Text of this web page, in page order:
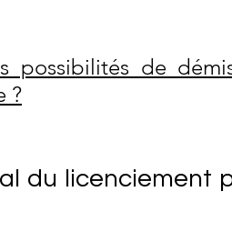
possibilités de
?
du licenciement